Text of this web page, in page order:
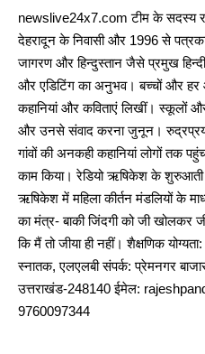
newslive24x7.com टीम के सदस्य
देहरादून के निवासी और 1996 से
जागरण और हिन्दुस्तान जैसे प्रमुख हिन्दी
और एडिटिंग का अनुभव। बच्चों और
कहानियां और कविताएं लिखीं। स्कूलों
और उनसे संवाद करना जुनून।
गांवों की अनकही कहानियां लोगों तक
काम किया। रेडियो ऋषिकेश के शुरुआती
ऋषिकेश में महिला कीर्तन मंडलियों के
का मंत्र- बाकी जिंदगी को जी खोलकर
कि मैं तो जीया ही नहीं। शैक्षणिक
स्नातक, एलएलबी संपर्क: प्रेमनगर
उत्तराखंड-248140 ईमेल:
9760097344